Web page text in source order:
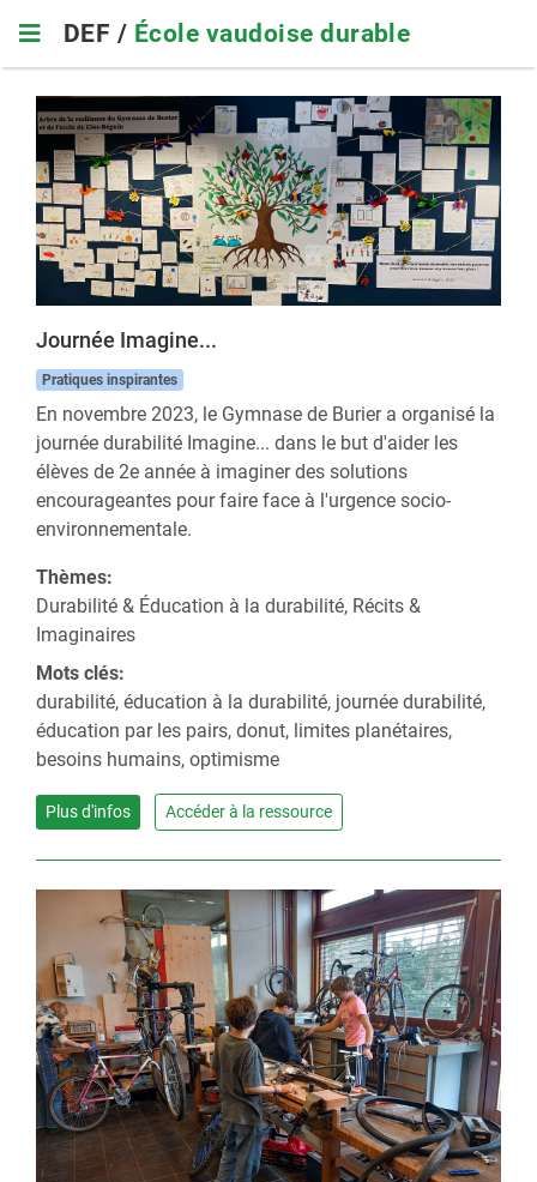
main
navigation
DEF / École vaudoise durable
Journée Imagine...
Pratiques inspirantes
En novembre 2023, le Gymnase de Burier a organisé la
journée durabilité Imagine... dans le but d'aider les
élèves de 2e année à imaginer des solutions
encourageantes pour faire face à l'urgence socio-
environnementale.
Thèmes:
Durabilité & Éducation à la durabilité, Récits &
Imaginaires
Mots clés:
durabilité, éducation à la durabilité, journée durabilité,
éducation par les pairs, donut, limites planétaires,
besoins humains, optimisme
Plus d'infos Accéder à la ressource